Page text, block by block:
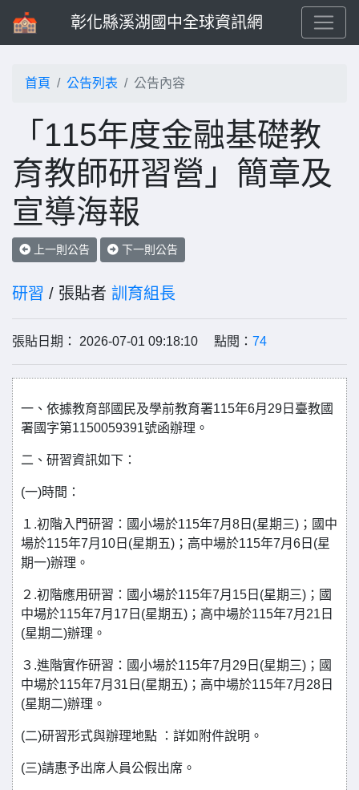
彰化縣溪湖國中全球資訊網
首頁 公告列表 公告內容
「115年度金融基礎教
育教師研習營」簡章及
宣導海報
上一則公告 下一則公告
研習 / 張貼者 訓育組長
張貼日期： 2026-07-01 09:18:10 點閱： 74
一、依據教育部國民及學前教育署115年6月29日臺教國
署國字第1150059391號函辦理。
二、研習資訊如下：
(一)時間：
１.初階入門研習：國小場於115年7月8日(星期三)；國中
場於115年7月10日(星期五)；高中場於115年7月6日(星
期一)辦理。
２.初階應用研習：國小場於115年7月15日(星期三)；國
中場於115年7月17日(星期五)；高中場於115年7月21日
(星期二)辦理。
３.進階實作研習：國小場於115年7月29日(星期三)；國
中場於115年7月31日(星期五)；高中場於115年7月28日
(星期二)辦理。
(二)研習形式與辦理地點 ：詳如附件說明。
(三)請惠予出席人員公假出席。